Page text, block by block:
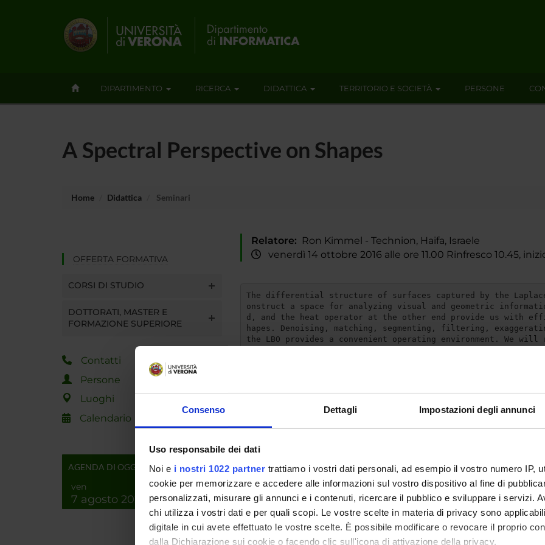
Consenso Dettagli Impostazioni degli annunci
Uso responsabile dei dati
Noi e i nostri 1022 partner trattiamo i vostri dati personali, ad esempio il vostro numero IP,
cookie per memorizzare e accedere alle informazioni sul vostro dispositivo al fine di
personalizzati, misurare gli annunci e i contenuti, ricercare il pubblico e sviluppare i servizi.
chi utilizza i vostri dati e per quali scopi. Le vostre scelte in materia di privacy sono
digitale in cui avete effettuato le vostre scelte. È possibile modificare o revocare il proprio
dalla Dichiarazione sui cookie o facendo clic sull'icona di attivazione della privacy.
DIPARTIMENTO RICERCA DIDATTICA TERRITORIO E SOCIETÀ PERSONE
A Spectral Perspective on Shapes
Home Didattica Seminari
OFFERTA FORMATIVA
CORSI DI STUDIO
DOTTORATI, MASTER E
FORMAZIONE SUPERIORE
Contatti
Persone
Luoghi
Calendario
AGENDA DI OGGI
ven
7 agosto 2026
Relatore: Ron Kimmel - Technion, Haifa, Israele
venerdì 14 ottobre 2016 alle ore 11.00 Rinfresco 10.45,
The differential structure of surfaces captured by the
onstruct a space for analyzing visual and geometric
d, and the heat operator at the other end provide us with
hapes. Denoising, matching, segmenting, filtering,
the LBO provides a convenient operating environment. We
provided by the LBO, and a selection of relevant metrics by
specific example is the scale invariant metric for
http://www.cs.technion.ac.il/~ron/
Referente Umberto Castellani
Referente esterno